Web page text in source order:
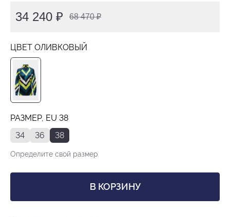
34 240 ₽ 68 470 ₽
ЦВЕТ ОЛИВКОВЫЙ
РАЗМЕР, EU 38
34
36 38
Определите свой размер
В КОРЗИНУ